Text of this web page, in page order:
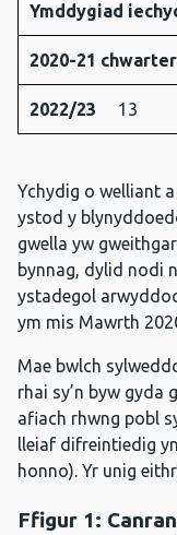
Ymddygiad
2020-21
2022/23 13
Ychydig o welliant
ystod y
gwella yw
bynnag, dylid nodi
ystadegol
ym mis Mawrth
Mae bwlch
rhai sy’n byw gyda
afiach rhwng pobl
lleiaf difreintiedig
honno). Yr unig
Ffigur 1: